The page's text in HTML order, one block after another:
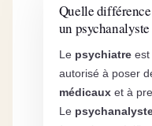
Quelle
un psychanalyste
Le psychiatreest
autorisé à poser
médicauxet à
Le